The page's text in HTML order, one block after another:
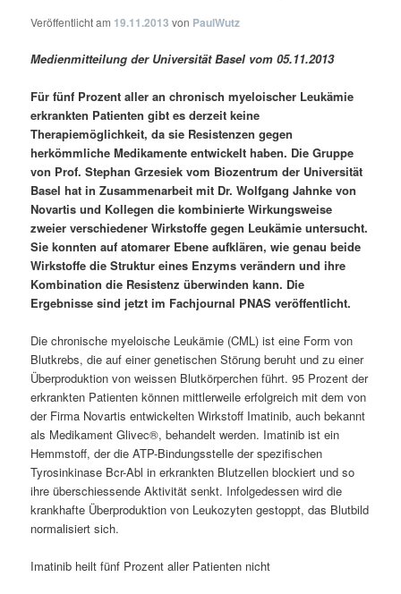
Veröffentlicht am 19.11.2013 von PaulWutz
Medienmitteilung der Universität Basel vom 05.11.2013
Für fünf Prozent aller an chronisch myeloischer Leukämie
erkrankten Patienten gibt es derzeit keine
Therapiemöglichkeit, da sie Resistenzen gegen
herkömmliche Medikamente entwickelt haben. Die Gruppe
von Prof. Stephan Grzesiek vom Biozentrum der Universität
Basel hat in Zusammenarbeit mit Dr. Wolfgang Jahnke von
Novartis und Kollegen die kombinierte Wirkungsweise
zweier verschiedener Wirkstoffe gegen Leukämie untersucht.
Sie konnten auf atomarer Ebene aufklären, wie genau beide
Wirkstoffe die Struktur eines Enzyms verändern und ihre
Kombination die Resistenz überwinden kann. Die
Ergebnisse sind jetzt im Fachjournal PNAS veröffentlicht.
Die chronische myeloische Leukämie (CML) ist eine Form von
Blutkrebs, die auf einer genetischen Störung beruht und zu einer
Überproduktion von weissen Blutkörperchen führt. 95 Prozent der
erkrankten Patienten können mittlerweile erfolgreich mit dem von
der Firma Novartis entwickelten Wirkstoff Imatinib, auch bekannt
als Medikament Glivec®, behandelt werden. Imatinib ist ein
Hemmstoff, der die ATP-Bindungsstelle der spezifischen
Tyrosinkinase Bcr-Abl in erkrankten Blutzellen blockiert und so
ihre überschiessende Aktivität senkt. Infolgedessen wird die
krankhafte Überproduktion von Leukozyten gestoppt, das Blutbild
normalisiert sich.
Imatinib heilt fünf Prozent aller Patienten nicht